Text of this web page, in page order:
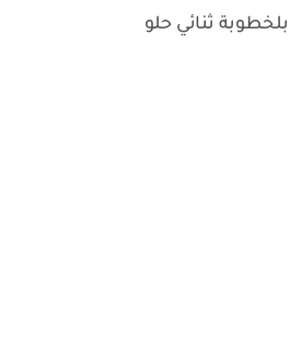
ﺛﻨﺎﺋﻲ ﺣﻠﻮ